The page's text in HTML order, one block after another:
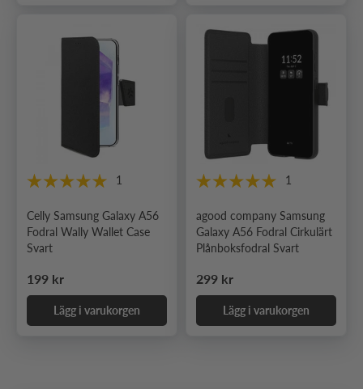
1
Celly Samsung Galaxy A56
Fodral Wally Wallet Case
Svart
Ordinarie pris
199 kr
Lägg i varukorgen
1
agood company Samsung
Galaxy A56 Fodral Cirkulärt
Plånboksfodral Svart
Ordinarie pris
299 kr
Lägg i varukorgen